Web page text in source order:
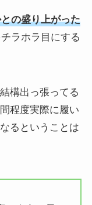
の盛り上がった
ラホラ目にする
構出っ張ってる
程度実際に履い
るということは